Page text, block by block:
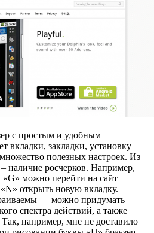
с простым и удобным
вкладки, закладки, установку
полезных настроек. Из
наличие росчерков. Например,
«G» можно перейти на сайт
открыть новую вкладку.
— можно придумать
спектра действий, а также
например, мне не доставило